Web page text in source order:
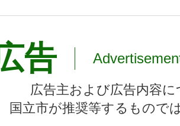
告
広告主および広告内容
国立市が推奨等するもので